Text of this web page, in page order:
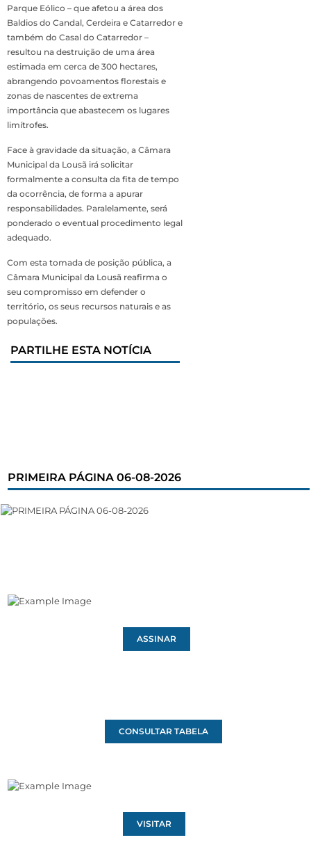
Parque Eólico – que afetou a área dos
Baldios do Candal, Cerdeira e Catarredor e
também do Casal do Catarredor –
resultou na destruição de uma área
estimada em cerca de 300 hectares,
abrangendo povoamentos florestais e
zonas de nascentes de extrema
importância que abastecem os lugares
limítrofes.
Face à gravidade da situação, a Câmara
Municipal da Lousã irá solicitar
formalmente a consulta da fita de tempo
da ocorrência, de forma a apurar
responsabilidades. Paralelamente, será
ponderado o eventual procedimento legal
adequado.
Com esta tomada de posição pública, a
Câmara Municipal da Lousã reafirma o
seu compromisso em defender o
território, os seus recursos naturais e as
populações.
PARTILHE ESTA NOTÍCIA
PRIMEIRA PÁGINA 06-08-2026
ASSINAR
CONSULTAR TABELA
VISITAR